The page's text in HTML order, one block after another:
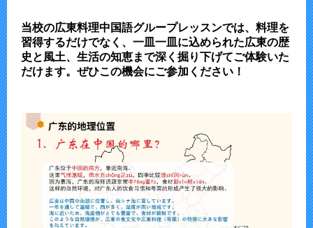
当校の広東料理中国語グループレッスンでは、料理を
習得するだけでなく、一皿一皿に込められた広東の歴
史と風土、生活の知恵まで深く掘り下げてご体験いた
だけます。ぜひこの機会にご参加ください！